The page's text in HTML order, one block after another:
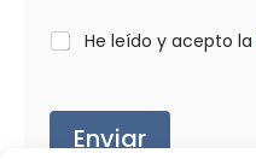
S
e
c
i
L
O
*
He leído y acepto la
Enviar